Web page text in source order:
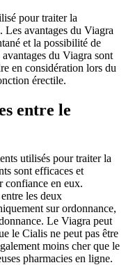
pour traiter la
Les avantages du Viagra
et la possibilité de
du Viagra sont
en considération lors du
érectile.
entre le
utilisés pour traiter la
sont efficaces et
confiance en eux.
les deux
sur ordonnance,
Le Viagra peut
le Cialis ne peut pas être
moins cher que le
pharmacies en ligne.